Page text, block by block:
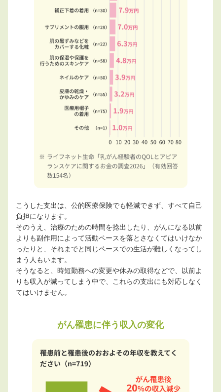
こうした支出は、公的医療保険でも軽減できず、すべて自己
負担になります。
そのうえ、治療のための時間を捻出したり、がんになる以前
よりも副作用によって活動ペースを落とさなくてはいけなか
ったりと、それまでと同じペースでの生活が難しくなってし
まう人もいます。
そうなると、時短勤務への変更や休みの取得などで、以前よ
りも収入が減ってしまう中で、これらの支出にも対応しなく
てはいけません。
がん罹患に伴う収入の変化